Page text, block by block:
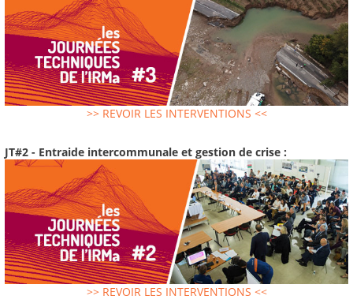
>> REVOIR LES INTERVENTIONS <<
JT#2 - Entraide intercommunale et gestion de crise :
>> REVOIR LES INTERVENTIONS <<